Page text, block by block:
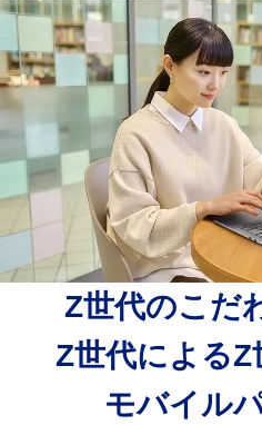
Z世代のこだ
Z世代による
モバイル